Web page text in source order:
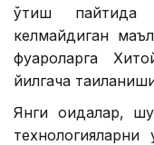
ўтиш пайтида
келмайдиган
фуқароларга
йилгача
Янги қоидалар,